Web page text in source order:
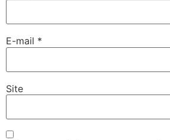
E-mail *
Site